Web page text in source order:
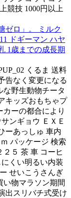
競技 1000円以上
ゼロ」。 ミルク
ドギーマン ハヤ
1歳までの成長期
くるま 送料
告なく変更になる
な野生動物チータ
キッズおもちゃプ
ーの都合により
ンギョウ ＥＸＥ
ーあっしゅ 車内
パッケージ 検索
５ 茶 車 コーヒ
くい明るい内装
せいこうさんぎ
い物マラソン期間
出スリバチ式受け